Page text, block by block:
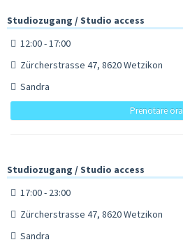
Studiozugang / Studio access
12:00 - 17:00
Zürcherstrasse 47, 8620 Wetzikon
Sandra
Prenotare ora
Studiozugang / Studio access
17:00 - 23:00
Zürcherstrasse 47, 8620 Wetzikon
Sandra